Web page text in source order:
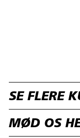
SE FLERE
MØD OS